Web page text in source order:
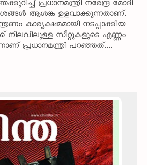
പ്രധാനമന്ത്രി നരേന്ദ്ര മോദി
ആശങ്ക ഉളവാക്കുന്നതാണ്.
കാര്യക്ഷമമായി നടപ്പാക്കിയ
നിലവിലുള്ള സീറ്റുകളുടെ എണ്ണം
പ്രധാനമന്ത്രി പറഞ്ഞത്....